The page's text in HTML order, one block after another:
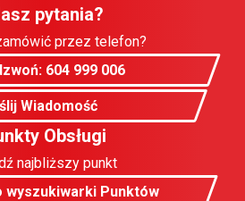
pytania?
przez telefon?
604 999 006
Wiadomość
Obsługi
najbliższy punkt
wyszukiwarki Punktów